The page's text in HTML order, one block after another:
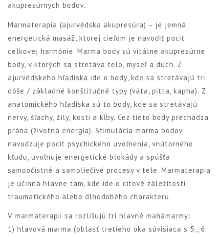
akupresúrnych bodov.
Marmaterapia (ajurvédska akupresúra) – je jemná
energetická masáž, ktorej cieľom je navodiť pocit
celkovej harmónie. Marma body sú vitálne akupresúrne
body, v ktorých sa stretáva telo, myseľ a duch. Z
ajurvédskeho hľadiska ide o body, kde sa stretávajú tri
dóše / základné konštitučné typy (váta, pitta, kapha). Z
anatomického hľadiska sú to body, kde sa stretávajú
nervy, šľachy, žily, kosti a kĺby. Cez tieto body prechádza
prána (životná energia). Stimulácia marma bodov
navodzuje pocit psychického uvoľnenia, vnútorného
kľudu, uvoľnuje energetické blokády a spúšťa
samoočistné a samoliečivé procesy v tele. Marmaterapia
je účinná hlavne tam, kde ide o citové záležitosti
traumatického alebo dlhodobého charakteru.
V marmaterapii sa rozlišujú tri hlavné mahámarmy:
1) hlavová marma (oblasť tretieho oka súvisiaca s 5., 6.